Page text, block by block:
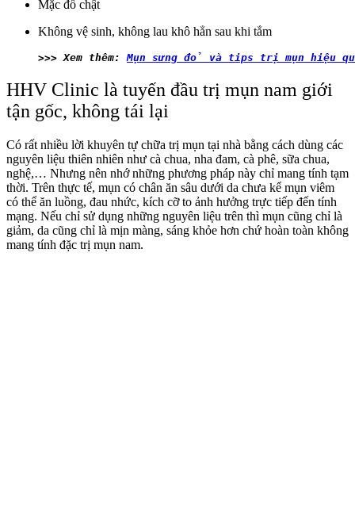
Mặc đồ chật
Không vệ sinh, không lau khô hẳn sau khi tắm
>>> Xem thêm: Mụn sưng đỏ và tips trị mụn hiệu
HHV Clinic là tuyến đầu trị mụn nam giới
tận gốc, không tái lại
Có rất nhiều lời khuyên tự chữa trị mụn tại nhà bằng cách dùng các
nguyên liệu thiên nhiên như cà chua, nha đam, cà phê, sữa chua,
nghệ,… Nhưng nên nhớ những phương pháp này chỉ mang tính tạm
thời. Trên thực tế, mụn có chân ăn sâu dưới da chưa kể mụn viêm
có thể ăn luồng, đau nhức, kích cỡ to ảnh hưởng trực tiếp đến tính
mạng. Nếu chỉ sử dụng những nguyên liệu trên thì mụn cũng chỉ là
giảm, da cũng chỉ là mịn màng, sáng khỏe hơn chứ hoàn toàn không
mang tính đặc trị mụn nam.